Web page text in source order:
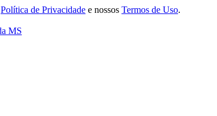
Política de Privacidade e nossos Termos de Uso.